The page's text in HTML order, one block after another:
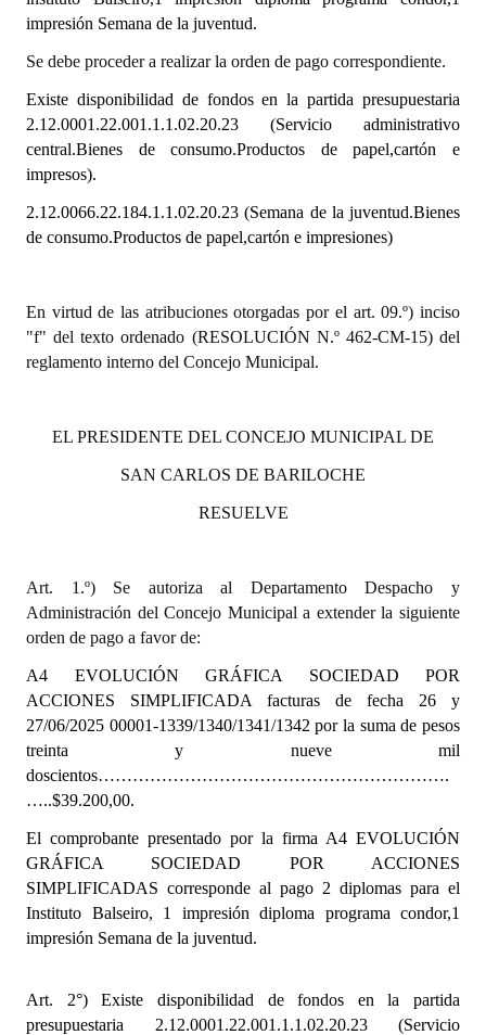
Ejecución Presupuestaria
Actas de Audiencias Públicas
NORMATIVA
Comunicaciones
Declaraciones
Resoluciones
INSTITUCIONAL
Noticias Destacadas
Registros y Distinciones
Audiencias Públicas - Registro
Periodistas Decanos - Registro
Ciudadano Ilustre - Registro
Banca del Vecino - Registro
Huéspedes de Honor - Registro
Antiguos Pobladores - Registro
Reconocimientos - Registro
Entrega de distinciones
impresión Semana de la juventud.
Se debe proceder a realizar la orden de pago correspondiente.
Existe disponibilidad de fondos en la partida presupuestaria
2.12.0001.22.001.1.1.02.20.23 (Servicio administrativo
central.Bienes de consumo.Productos de papel,cartón e
impresos).
2.12.0066.22.184.1.1.02.20.23 (Semana de la juventud.Bienes
de consumo.Productos de papel,cartón e impresiones)
En virtud de las atribuciones otorgadas por el art. 09.º) inciso
"f" del texto ordenado (RESOLUCIÓN N.º 462-CM-15) del
reglamento interno del Concejo Municipal.
EL PRESIDENTE DEL CONCEJO MUNICIPAL DE
SAN CARLOS DE BARILOCHE
RESUELVE
Art. 1.º) Se autoriza al Departamento Despacho y
Administración del Concejo Municipal a extender la siguiente
orden de pago a favor de:
A4 EVOLUCIÓN GRÁFICA SOCIEDAD POR
ACCIONES SIMPLIFICADA facturas de fecha 26 y
27/06/2025 00001-1339/1340/1341/1342 por la suma de pesos
treinta y nueve mil
doscientos…………………………………………………….
…..$39.200,00.
El comprobante presentado por la firma A4 EVOLUCIÓN
GRÁFICA SOCIEDAD POR ACCIONES
SIMPLIFICADAS corresponde al pago 2 diplomas para el
Instituto Balseiro, 1 impresión diploma programa condor,1
impresión Semana de la juventud.
Art. 2°)Existe disponibilidad de fondos en la partida
presupuestaria 2.12.0001.22.001.1.1.02.20.23(Servicio